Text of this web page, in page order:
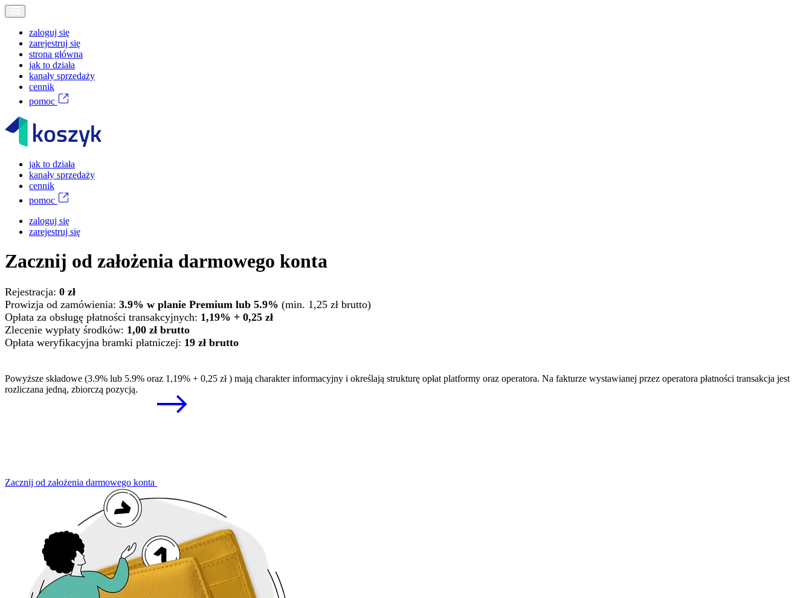
zaloguj się
zarejestruj się
strona główna
jak to działa
kanały sprzedaży
cennik
pomoc
jak to działa
kanały sprzedaży
cennik
pomoc
zaloguj się
zarejestruj się
Zacznij od założenia darmowego konta
Rejestracja: 0 zł
Prowizja od zamówienia: 3.9% w planie Premium lub 5.9% (min. 1,25 zł brutto)
Opłata za obsługę płatności transakcyjnych: 1,19% + 0,25 zł
Zlecenie wypłaty środków: 1,00 zł brutto
Opłata weryfikacyjna bramki płatniczej: 19 zł brutto
Powyższe składowe (3.9% lub 5.9% oraz 1,19% + 0,25 zł ) mają charakter informacyjny i określają strukturę opłat platformy oraz operatora. Na fakturze wystawianej przez operatora płatności transakcja jest
rozliczana jedną, zbiorczą pozycją.
Zacznij od założenia darmowego konta